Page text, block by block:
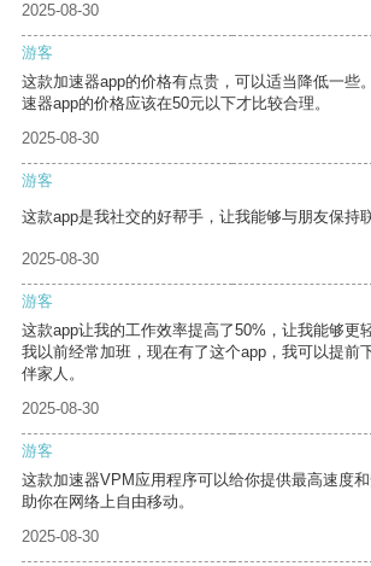
2025-08-30
游客
这款加速器app的价格有点贵，可以适当降低一些
速器app的价格应该在50元以下才比较合理。
2025-08-30
游客
这款app是我社交的好帮手，让我能够与朋友保持
2025-08-30
游客
这款app让我的工作效率提高了50%，让我能够更
我以前经常加班，现在有了这个app，我可以提前
伴家人。
2025-08-30
游客
这款加速器VPM应用程序可以给你提供最高速度
助你在网络上自由移动。
2025-08-30